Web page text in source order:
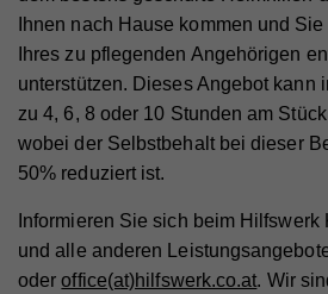
Ihnen nach Hause kommen und
Ihres zu pflegenden Angehörigen
unterstützen. Dieses Angebot kann
zu 4, 6, 8 oder 10 Stunden am
wobei der Selbstbehalt bei dieser
50% reduziert ist.
Informieren Sie sich beim Hilfswerk
und alle anderen
oderoffice(at)hilfswerk.co.at. Wir